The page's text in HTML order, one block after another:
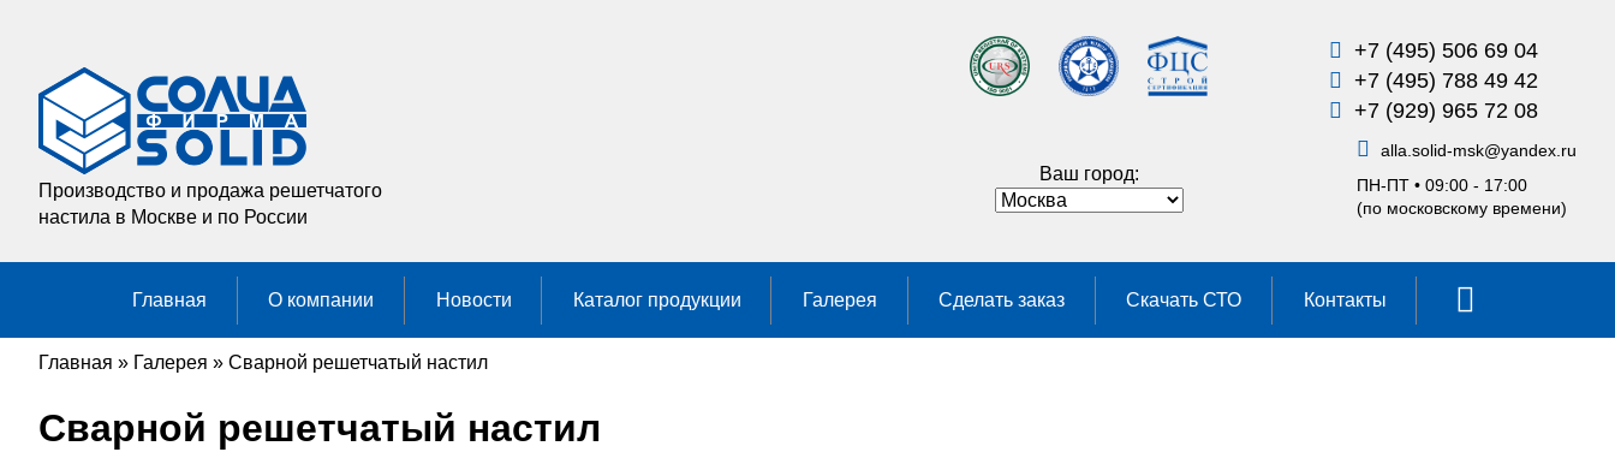
Производство и продажа решетчатого
настила в Москве и по России
Ваш город:
+7 (495) 506 69 04
+7 (495) 788 49 42
+7 (929) 965 72 08
alla.solid-msk@yandex.ru
ПН-ПТ • 09:00 - 17:00
(по московскому времени)
Главная О компании Новости Каталог продукции Галерея Сделать заказ Скачать СТО Контакты
Главная » Галерея » Сварной решетчатый настил
Сварной решетчатый настил